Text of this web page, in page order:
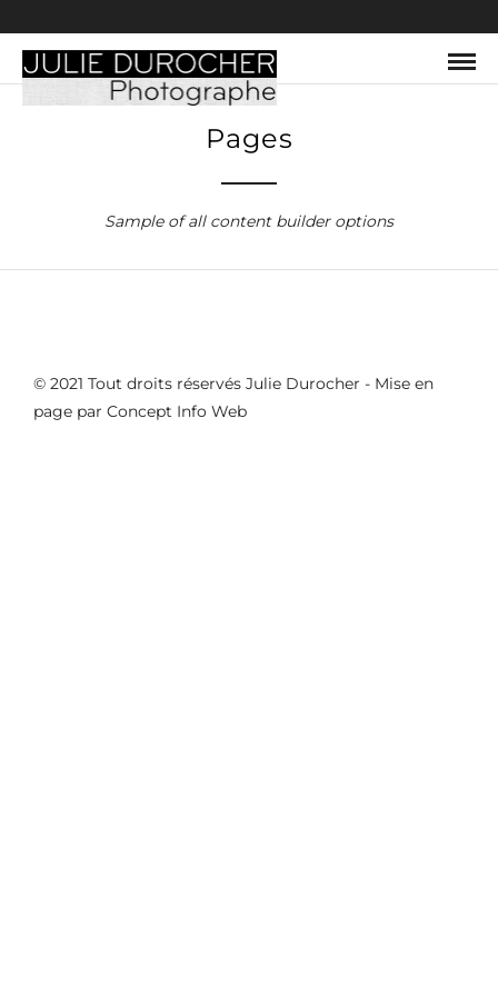
Pages
Sample of all content builder options
© 2021 Tout droits réservés Julie Durocher - Mise en
page par Concept Info Web